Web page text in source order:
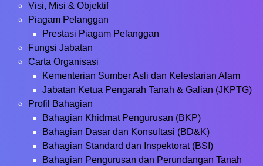
Visi, Misi & Objektif
Piagam Pelanggan
Prestasi Piagam Pelanggan
Fungsi Jabatan
Carta Organisasi
Kementerian Sumber Asli dan Kelestarian Alam
Jabatan Ketua Pengarah Tanah & Galian (JKPTG)
Profil Bahagian
Bahagian Khidmat Pengurusan (BKP)
Bahagian Dasar dan Konsultasi (BD&K)
Bahagian Standard dan Inspektorat (BSI)
Bahagian Pengurusan dan Perundangan Tanah